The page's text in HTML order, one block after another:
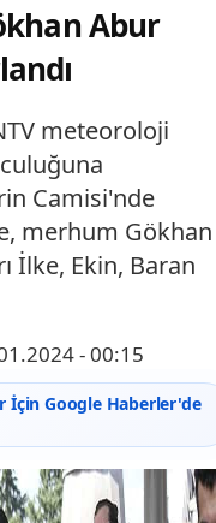
Abur
meteoroloji
Camisi'nde
merhum Gökhan
İlke, Ekin, Baran
- 00:15
İçin Google Haberler'de